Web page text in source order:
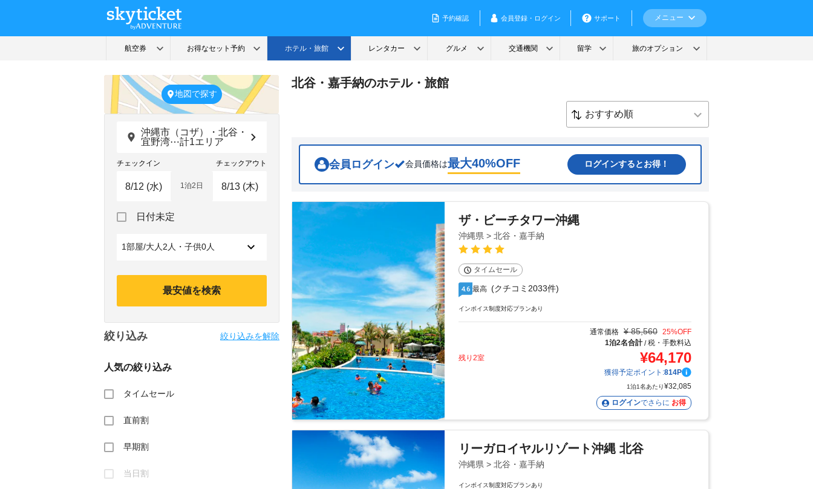
地図で探す
沖縄市（コザ）・北谷・
宜野湾⋯計1エリア
チェックイン チェックアウト
forward
with
a
Press
the
key
get
shortcuts
changing
1泊2日
with
select
Press
the
日付未定
1部屋/大人2人・子供0人
最安値を検索
絞り込み 絞り込みを解除
人気の絞り込み
タイムセール
直前割
早期割
当日割
北谷・嘉手納のホテル・旅館
会員ログイン 会員価格は最大40%OFF ログインするとお得！
ザ・ビーチタワー沖縄
沖縄県 > 北谷・嘉手納
タイムセール
4.6 最高 (クチコミ2033件)
インボイス制度対応プランあり
通常価格 ¥ 85,560 25%OFF
1泊2名合計/税・手数料込
残り2室
¥64,170
獲得予定ポイント:814P
1泊1名あたり¥32,085
ログインでさらに お得
リーガロイヤルリゾート沖縄 北谷
沖縄県 > 北谷・嘉手納
インボイス制度対応プランあり